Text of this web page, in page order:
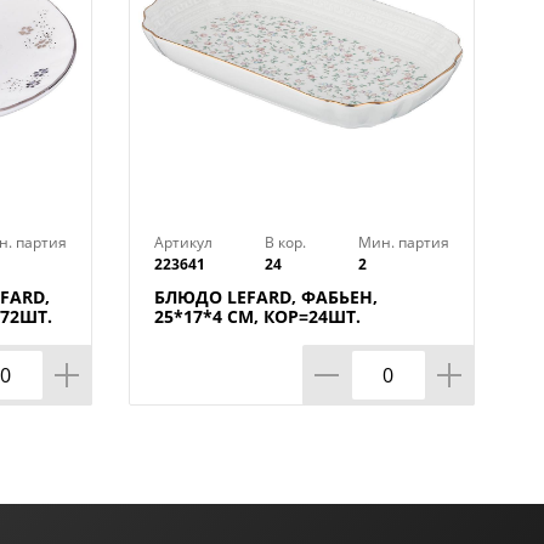
партия
Артикул
223641
В кор.
24
Мин. партия
2
БЛЮДО LEFARD, ФАБЬЕН,
25*17*4 СМ, КОР=24ШТ.